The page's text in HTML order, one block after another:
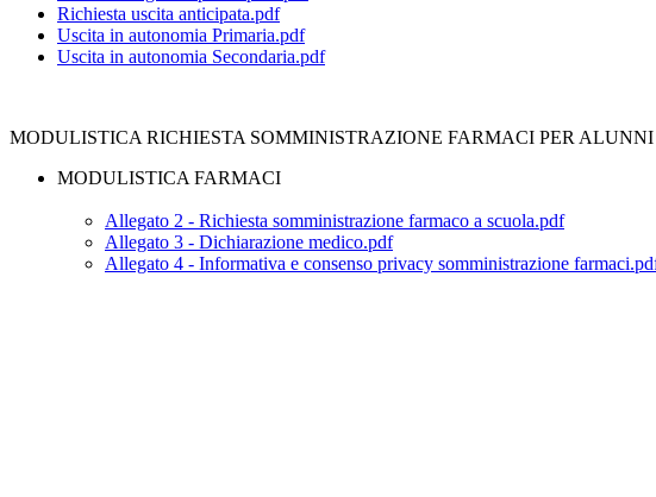
Richiesta uscita anticipata.pdf
Uscita in autonomia Primaria.pdf
Uscita in autonomia Secondaria.pdf
MODULISTICA RICHIESTA SOMMINISTRAZIONE FARMACI PER ALUNNI
MODULISTICA FARMACI
Allegato 2 - Richiesta somministrazione farmaco a scuola.pdf
Allegato 3 - Dichiarazione medico.pdf
Allegato 4 - Informativa e consenso privacy somministrazione